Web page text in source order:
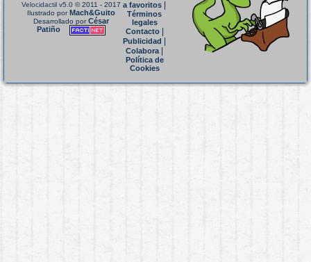
Velocidactil v5.0 © 2011 - 2017
Ilustrado porMach&Guito
Desarrollado porCésar
Patiño
a favoritos
Términos
legales
Contacto|
Publicidad
Colabora|
Política de
Cookies